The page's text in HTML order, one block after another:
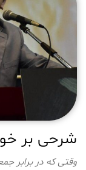
شرحی بر
وقتی که در برابر